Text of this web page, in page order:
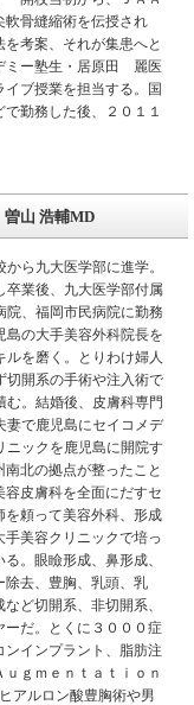
軟骨縫縮術を伝授され
考案、それが集患へと
ミー塾生・居原田 麗医
ブ授業を担当する。国
勤務した後、２０１１
山 浩輔MD
ら九大医学部に進学。
卒業後、九大医学部付属
院、福岡市民病院に勤務
島の大手美容外科院長を
ルを磨く。とりわけ婦人
切開系の手術や注入術で
む。結婚後、皮膚科専門
妻で鹿児島にセイコメデ
ニックを鹿児島に開院す
北の拠点が整ったこと
皮膚科を全面にだすセ
を頼って美容外科、形成
美容クリニックで培っ
。眼瞼形成、鼻形成、
除去、豊胸、乳頭、乳
ど切開系、非切開系、
だ。とくに３０００症
インプラント、脂肪注
ｇｍｅｎｔａｔｉｏｎ
アルロン酸豊胸術や男